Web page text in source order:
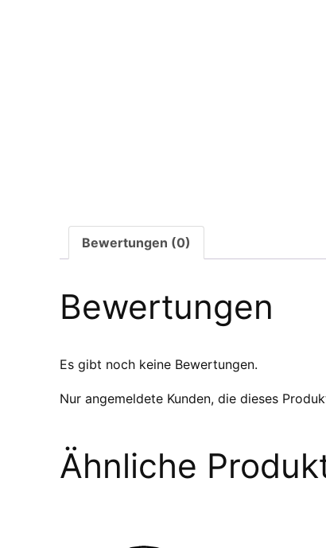
Bewertungen (0)
Bewertungen
Es gibt noch keine Bewertungen.
Nur angemeldete Kunden, die dieses
Ähnliche